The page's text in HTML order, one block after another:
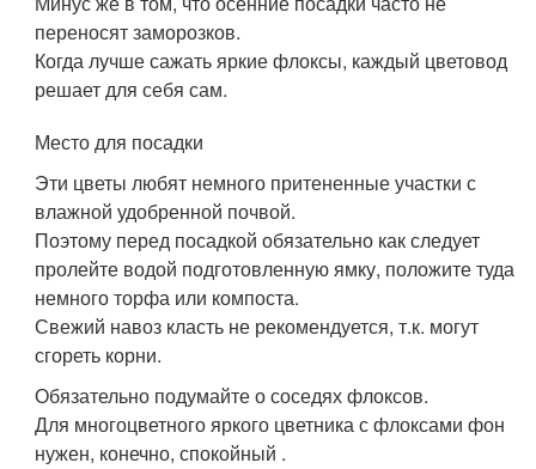
переносят заморозков.
Когда лучше сажать яркие флоксы, каждый цветовод
решает для себя сам.
Место для посадки
Эти цветы любят немного притененные участки с
влажной удобренной почвой.
Поэтому перед посадкой обязательно как следует
пролейте водой подготовленную ямку, положите туда
немного торфа или компоста.
Свежий навоз класть не рекомендуется, т.к. могут
сгореть корни.
Обязательно подумайте о соседях флоксов.
Для многоцветного яркого цветника с флоксами фон
нужен, конечно, спокойный .